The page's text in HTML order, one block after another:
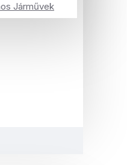
Járművek